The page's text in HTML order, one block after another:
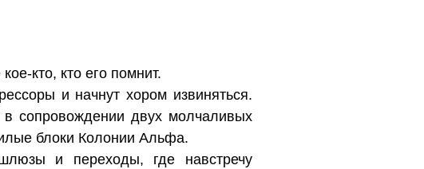
кто, кто его помнит.
и начнут хором извиняться.
сопровождении двух молчаливых
блоки Колонии Альфа.
и переходы, где навстречу